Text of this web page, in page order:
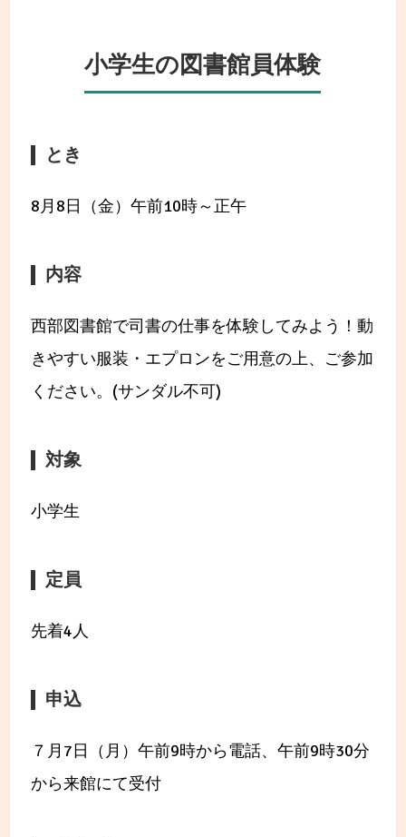
小学生の図書館員体験
とき
8月8日（金）午前10時～正午
内容
西部図書館で司書の仕事を体験してみよう！動
きやすい服装・エプロンをご用意の上、ご参加
ください。(サンダル不可)
対象
小学生
定員
先着4人
申込
７月7日（月）午前9時から電話、午前9時30分
から来館にて受付